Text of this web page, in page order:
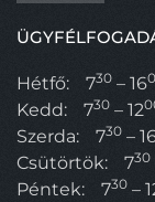
Hétfő: 730 – 16
Kedd: 730 – 12
Szerda: 730 –
Csütörtök: 730
Péntek: 730 –